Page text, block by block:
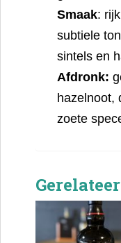
Smaak:
subtiele
sintels en
Afdronk:
hazelnoot,
zoete